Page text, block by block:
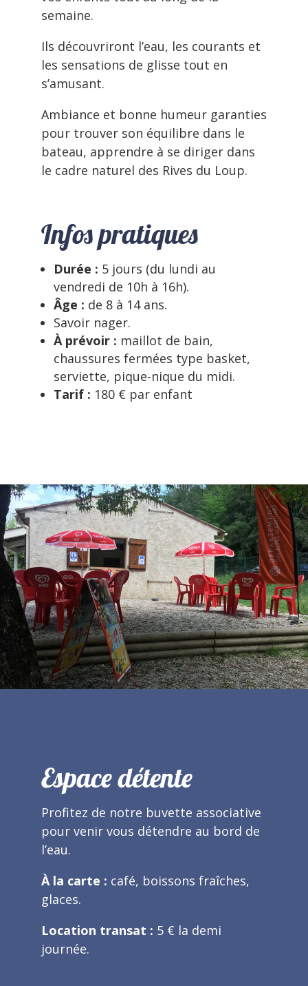
semaine.
Ils découvriront l’eau, les courants et
les sensations de glisse tout en
s’amusant.
Ambiance et bonne humeur garanties
pour trouver son équilibre dans le
bateau, apprendre à se diriger dans
le cadre naturel des Rives du Loup.
Infos pratiques
Durée : 5 jours (du lundi au
vendredi de 10h à 16h).
Âge : de 8 à 14 ans.
Savoir nager.
À prévoir : maillot de bain,
chaussures fermées type basket,
serviette, pique-nique du midi.
Tarif : 180 € par enfant
Espace détente
Profitez de notre buvette associative
pour venir vous détendre au bord de
l’eau.
À la carte : café, boissons fraîches,
glaces.
Location transat : 5 € la demi
journée.